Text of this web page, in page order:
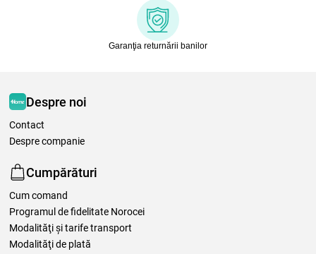
Garanţia returnării banilor
Despre noi
Contact
Despre companie
Cumpărături
Cum comand
Programul de fidelitate Norocei
Modalităţi şi tarife transport
Modalităţi de plată